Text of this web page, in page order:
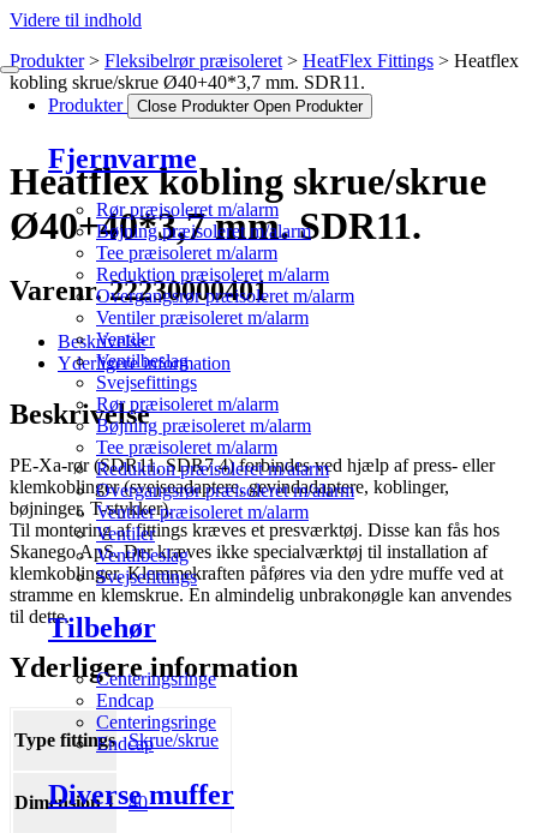
Videre til indhold
Produkter Close Produkter Open Produkter
Fjernvarme
Rør præisoleret m/alarm
Bøjning præisoleret m/alarm
Tee præisoleret m/alarm
Reduktion præisoleret m/alarm
Overgangsrør præisoleret m/alarm
Ventiler præisoleret m/alarm
Ventiler
Ventilbeslag
Svejsefittings
Rør præisoleret m/alarm
Bøjning præisoleret m/alarm
Tee præisoleret m/alarm
Reduktion præisoleret m/alarm
Overgangsrør præisoleret m/alarm
Ventiler præisoleret m/alarm
Ventiler
Ventilbeslag
Svejsefittings
Tilbehør
Centeringsringe
Endcap
Centeringsringe
Endcap
Diverse muffer
Produkter Fleksibelrør præisoleret HeatFlex Fittings
Heatflex
kobling skrue/skrue Ø40+40*3,7 mm. SDR11.
Heatflex kobling skrue/skrue
Ø40+40*3,7 mm. SDR11.
Varenr. 22230000401
Beskrivelse
Yderligere information
Beskrivelse
PE-Xa-rør (SDR11, SDR7.4) forbindes ved hjælp af press- eller
klemkoblinger (svejseadaptere, gevindadaptere, koblinger,
bøjninger, T-stykker).
Til montering af fittings kræves et presværktøj. Disse kan fås hos
Skanego ApS. Der kræves ikke specialværktøj til installation af
klemkoblinger. Klemmekraften påføres via den ydre muffe ved at
stramme en klemskrue. En almindelig unbrakonøgle kan anvendes
til dette.
Yderligere information
Type fittings Skrue/skrue
Dimension 1 40